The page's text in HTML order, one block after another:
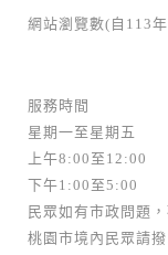
網站瀏覽數(自113
服務時間
星期一至星期五
上午8:00至12:00
下午1:00至5:00
民眾如有市政問題
桃園市境內民眾請